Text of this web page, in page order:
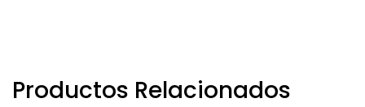
Productos Relacionados